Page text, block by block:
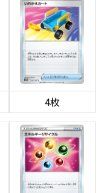
4枚